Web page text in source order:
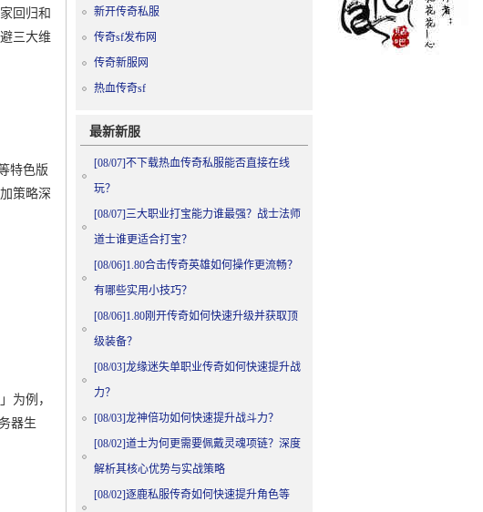
回归和
三大维
特色版
策略深
为例，
器生
新开传奇私服
传奇sf发布网
传奇新服网
热血传奇sf
最新新服
[08/07]不下载热血传奇私服能否直接在线
玩？
[08/07]三大职业打宝能力谁最强？战士法师
道士谁更适合打宝？
[08/06]1.80合击传奇英雄如何操作更流畅？
有哪些实用小技巧？
[08/06]1.80刚开传奇如何快速升级并获取顶
级装备？
[08/03]龙缘迷失单职业传奇如何快速提升战
力？
[08/03]龙神倍功如何快速提升战斗力？
[08/02]道士为何更需要佩戴灵魂项链？深度
解析其核心优势与实战策略
[08/02]逐鹿私服传奇如何快速提升角色等